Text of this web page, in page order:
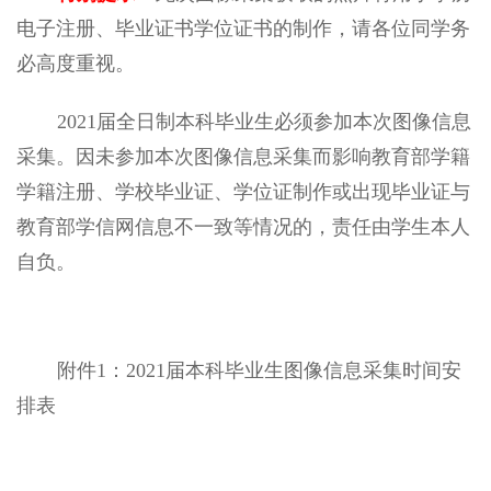
电子注册、毕业证书学位证书的制作，请各位同学务
必高度重视。
2021届全日制本科毕业生必须参加本次图像信息
采集。因未参加本次图像信息采集而影响教育部学籍
学籍注册、学校毕业证、学位证制作或出现毕业证与
教育部学信网信息不一致等情况的，责任由学生本人
自负。
附件1：2021届本科毕业生图像信息采集时间安
排表